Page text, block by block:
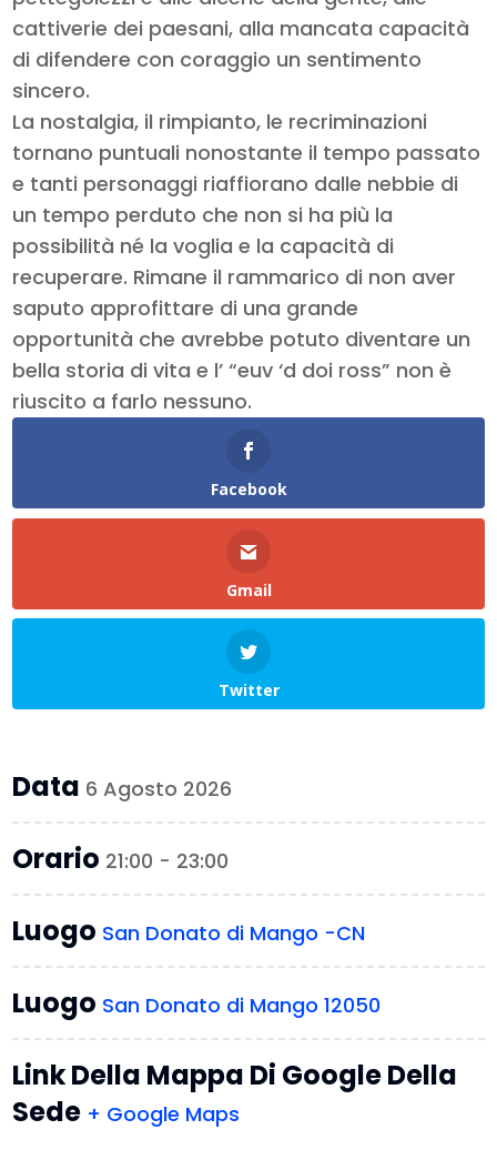
cattiverie dei paesani, alla mancata capacità
di difendere con coraggio un sentimento
sincero.
La nostalgia, il rimpianto, le recriminazioni
tornano puntuali nonostante il tempo passato
e tanti personaggi riaffiorano dalle nebbie di
un tempo perduto che non si ha più la
possibilità né la voglia e la capacità di
recuperare. Rimane il rammarico di non aver
saputo approfittare di una grande
opportunità che avrebbe potuto diventare un
bella storia di vita e l’ “euv ‘d doi ross” non è
riuscito a farlo nessuno.
Facebook
Gmail
Twitter
Data 6 Agosto 2026
Orario 21:00 - 23:00
Luogo San Donato di Mango -CN
Luogo San Donato di Mango 12050
Link Della Mappa Di Google Della
Sede + Google Maps